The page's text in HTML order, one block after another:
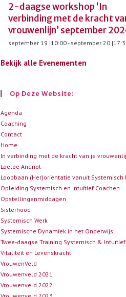
2-daagse workshop ‘In
verbinding met de kracht
vrouwenlijn’ september
september 19 |10:00- september 20
Bekijk alle Evenementen
Op Deze Website:
Agenda
Coaching
Contact
Home
In verbinding met de kracht van je
Loeloe Andriol
Loopbaan (Her)oriëntatie vanuit Systemisch
Opleiding Systemisch en Intuïtief Coachen
Opstellingenmiddagen
Sisterhood
Systemisch Werk
Systemische Dynamiek in het Onderwijs
Twee-daagse Training Systemisch &
Vitaliteit en Levenskracht
VrouwenVeld
Vrouwenveld 2021
Vrouwenveld 2022